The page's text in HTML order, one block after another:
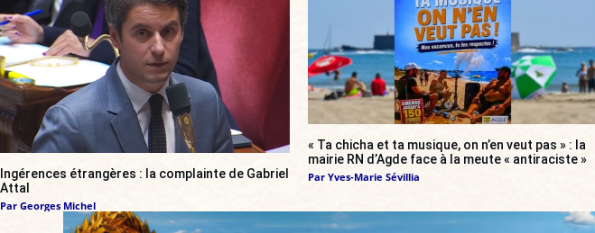
Ingérences étrangères : la complainte de Gabriel
Attal
Par Georges Michel
« Ta chicha et ta musique, on n’en veut pas » : la
mairie RN d’Agde face à la meute « antiraciste »
Par Yves-Marie Sévillia